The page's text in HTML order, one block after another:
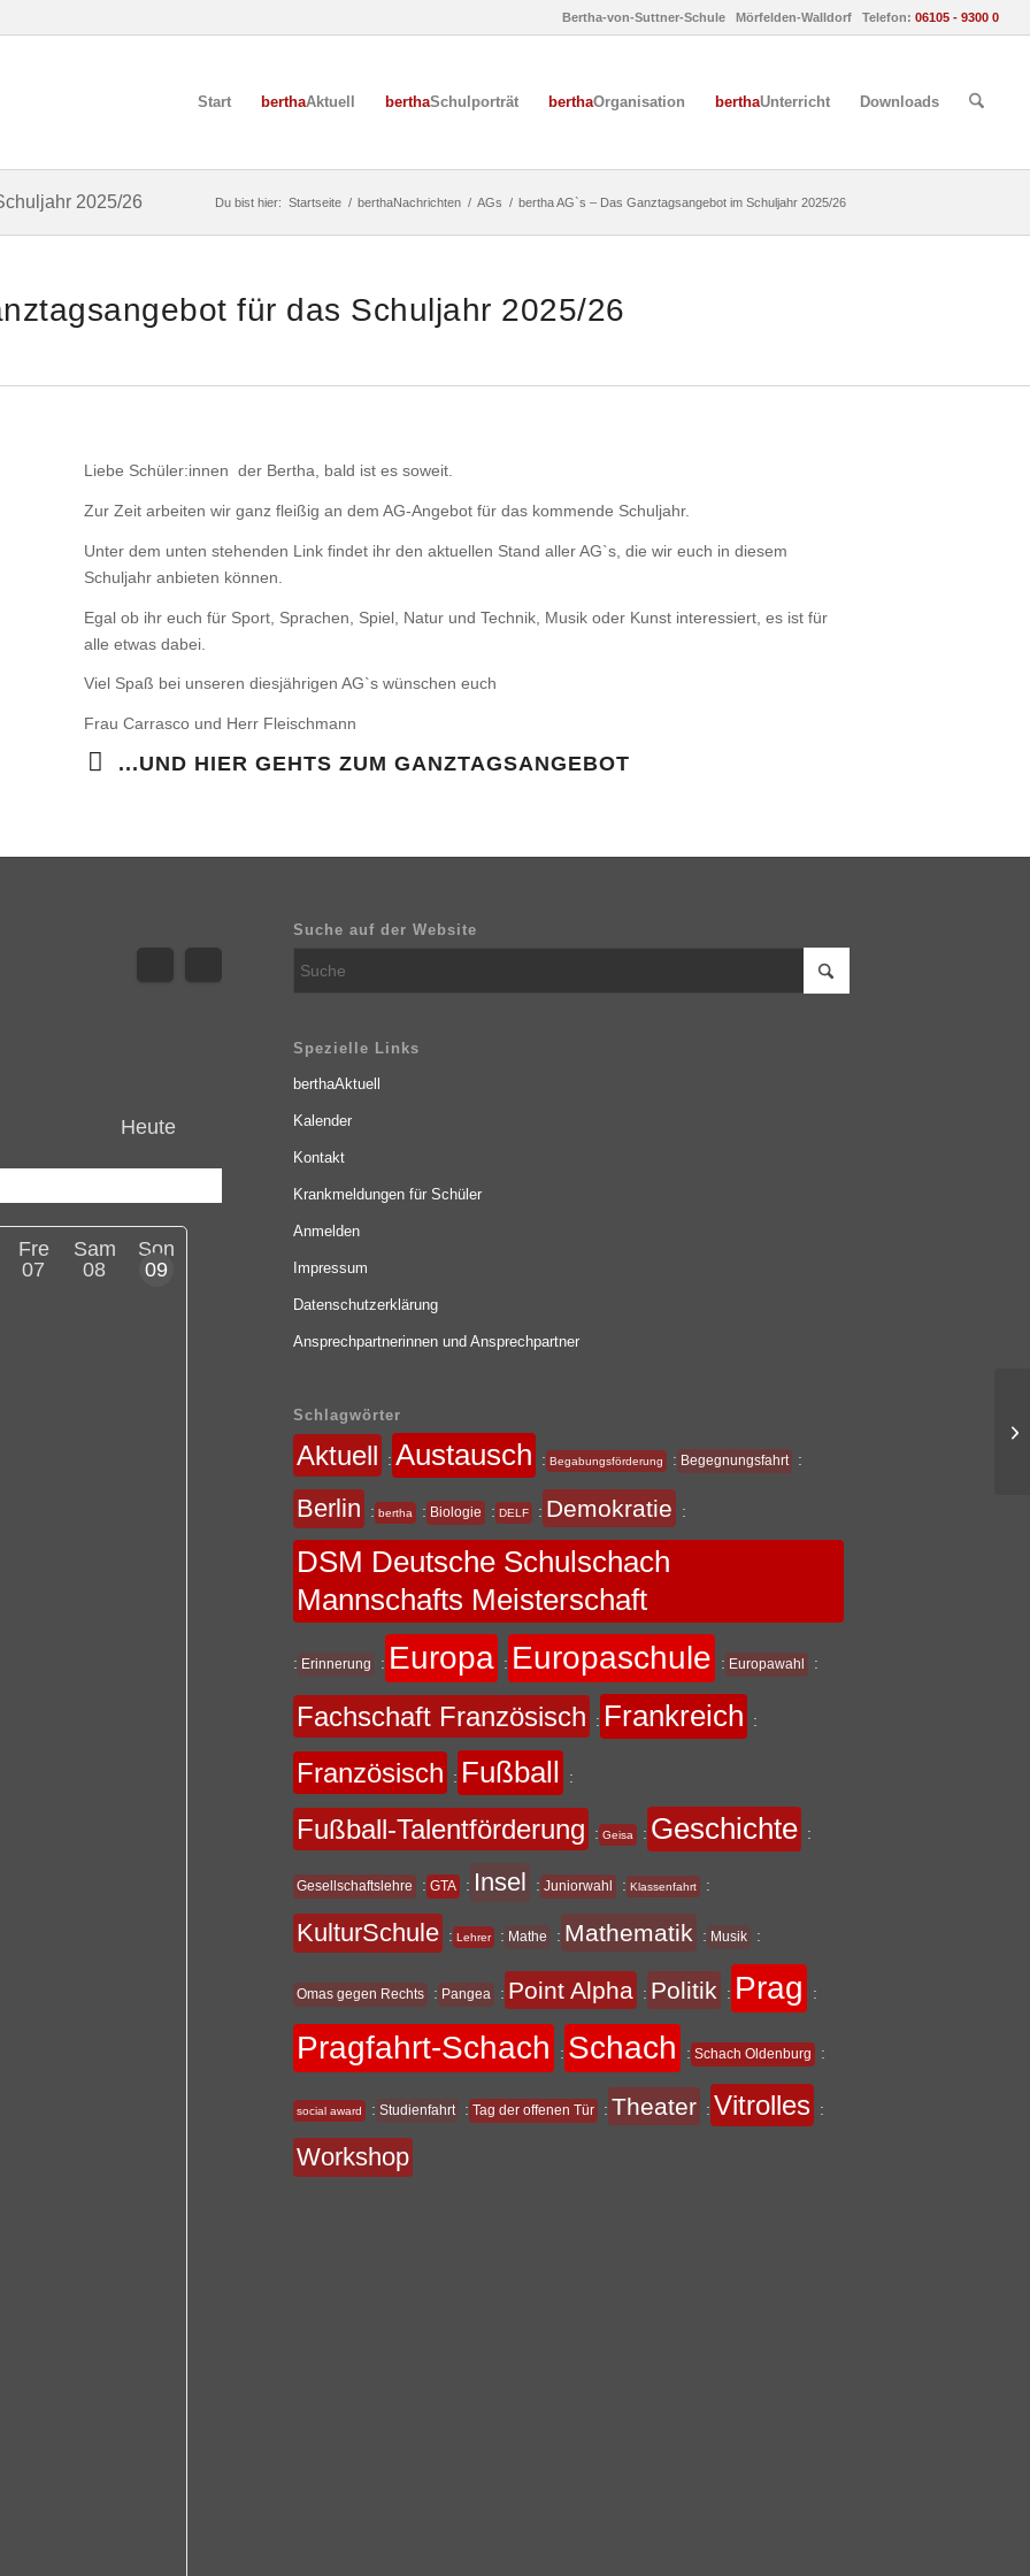
Bertha-von-Suttner-Schule Mörfelden-Walldorf Telefon:06105 - 9300 0
Start berthaAktuell berthaSchulporträt berthaOrganisation berthaUnterricht Downloads
2025/26 Du bist hier: Startseite / berthaNachrichten / AGs / bertha AG`s – Das Ganztagsangebot im Schuljahr 2025/26
für das Schuljahr 2025/26
Liebe Schüler:innen der Bertha, bald ist es soweit.
Zur Zeit arbeiten wir ganz fleißig an dem AG-Angebot für das kommende Schuljahr.
Unter dem unten stehenden Link findet ihr den aktuellen Stand aller AG`s, die wir euch in diesem
Schuljahr anbieten können.
Egal ob ihr euch für Sport, Sprachen, Spiel, Natur und Technik, Musik oder Kunst interessiert, es ist für
alle etwas dabei.
Viel Spaß bei unseren diesjährigen AG`s wünschen euch
Frau Carrasco und Herr Fleischmann
...UND HIER GEHTS ZUM GANZTAGSANGEBOT
Heute
Fre
07
Sam
08
Son
09
Suche auf der Website
Spezielle Links
berthaAktuell
Kalender
Kontakt
Krankmeldungen für Schüler
Anmelden
Impressum
Datenschutzerklärung
Ansprechpartnerinnen und Ansprechpartner
Schlagwörter
Aktuell : Austausch : Begabungsförderung : Begegnungsfahrt :
Berlin : bertha : Biologie : DELF : Demokratie :
DSM Deutsche Schulschach
Mannschafts Meisterschaft
: Erinnerung : Europa : Europaschule : Europawahl :
Fachschaft Französisch : Frankreich :
Französisch : Fußball :
Fußball-Talentförderung : Geisa : Geschichte :
Gesellschaftslehre : GTA : Insel : Juniorwahl : Klassenfahrt :
KulturSchule : Lehrer : Mathe : Mathematik : Musik :
Omas gegen Rechts : Pangea : Point Alpha : Politik : Prag :
Pragfahrt-Schach : Schach : Schach Oldenburg :
social award : Studienfahrt : Tag der offenen Tür : Theater : Vitrolles :
Workshop